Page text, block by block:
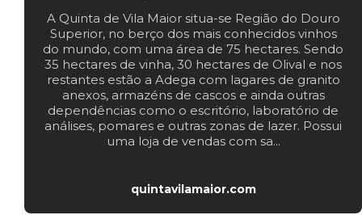
A Quinta de Vila Maior situa-se Região do Douro
Superior, no berço dos mais conhecidos vinhos
do mundo, com uma área de 75 hectares. Sendo
35 hectares de vinha, 30 hectares de Olival e nos
restantes estão a Adega com lagares de granito
anexos, armazéns de cascos e ainda outras
dependências como o escritório, laboratório de
análises, pomares e outras zonas de lazer. Possui
uma loja de vendas com sa...
quintavilamaior.com